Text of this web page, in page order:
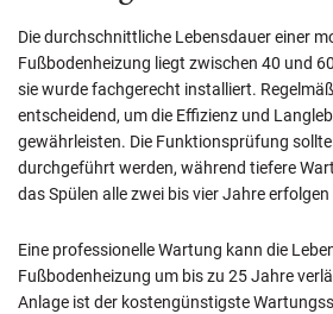
Die durchschnittliche Lebensdauer einer
Fußbodenheizung liegt zwischen 40 und
sie wurde fachgerecht installiert.
entscheidend, um die Effizienz und
gewährleisten. Die Funktionsprüfung
durchgeführt werden, während tiefere
das Spülen alle zwei bis vier Jahre
Eine professionelle Wartung kann die
Fußbodenheizung um bis zu 25 Jahre
Anlage ist der kostengünstigste